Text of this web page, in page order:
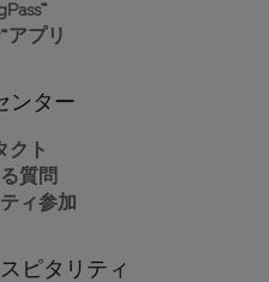
アプリ
ンター
クト
質問
ィ参加
ピタリティ